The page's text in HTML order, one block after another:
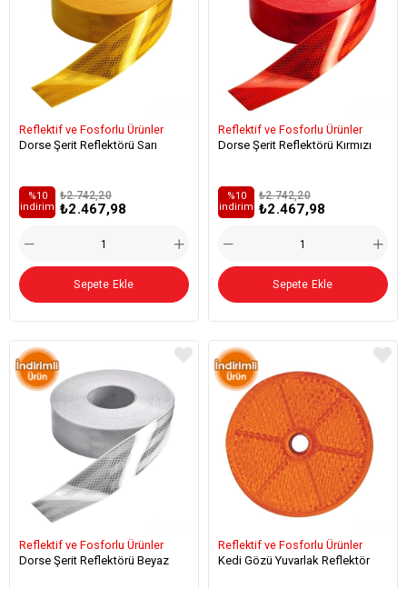
Reflektif ve Fosforlu Ürünler
Dorse Şerit Reflektörü Sarı
₺2.467,98
₺2.742,20
%10
i̇ndirim
Sepete Ekle
Reflektif ve Fosforlu Ürünler
Dorse Şerit Reflektörü Kırmızı
₺2.467,98
₺2.742,20
%10
i̇ndirim
Sepete Ekle
Reflektif ve Fosforlu Ürünler
Dorse Şerit Reflektörü Beyaz
Reflektif ve Fosforlu Ürünler
Kedi Gözü Yuvarlak Reflektör